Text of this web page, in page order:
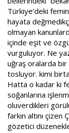
Türkiye’deki
hayata
olmayan
içinde eşit ve
vurguluyor. Ne
uğraş oralarda
tosluyor. kimi
Hatta o kadar ki
soğanlarına
oluverdikleri
farkın altını
gözetici